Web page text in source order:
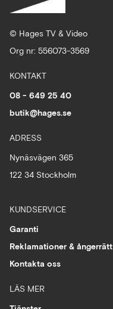
© Hages TV & Video
Org nr: 556073-3569
KONTAKT
08 - 649 25 40
butik@hages.se
ADRESS
Nynäsvägen 365
122 34 Stockholm
KUNDSERVICE
Garanti
Reklamationer & ångerrätt
Kontakta oss
LÄS MER